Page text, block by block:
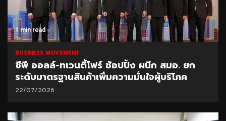
1 min read
BUSINESS MOVEMENT
ซีพี ออลล์-ทเวนตี้โฟร์ ช้อปปิ้ง ผนึก สมอ. ยก
ระดับมาตรฐานสินค้าเพิ่มความมั่นใจผู้บริโภค
22/07/2026